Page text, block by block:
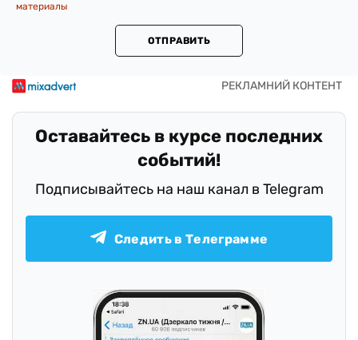
материалы
ОТПРАВИТЬ
Оставайтесь в курсе последних
событий!
Подписывайтесь на наш канал в Telegram
Следить в Телеграмме